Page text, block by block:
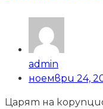
admin
ноември 24,
Царят на